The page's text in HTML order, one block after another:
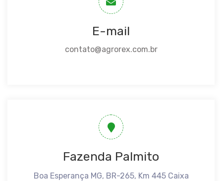
E-mail
contato@agrorex.com.br
Fazenda Palmito
Boa Esperança MG, BR-265, Km 445 Caixa